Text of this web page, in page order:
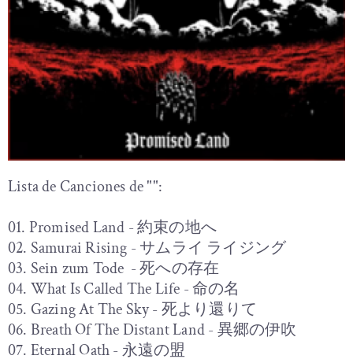
Lista de Canciones de "":
01. Promised Land - 約束の地へ
02. Samurai Rising - サムライ ライジング
03. Sein zum Tode - 死への存在
04. What Is Called The Life - 命の名
05. Gazing At The Sky - 死より還りて
06. Breath Of The Distant Land - 異郷の伊吹
07. Eternal Oath - 永遠の盟